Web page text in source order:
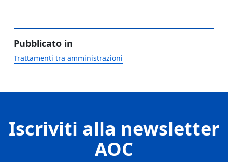
Pubblicato in
Trattamenti tra amministrazioni
Iscriviti alla newsletter
AOC